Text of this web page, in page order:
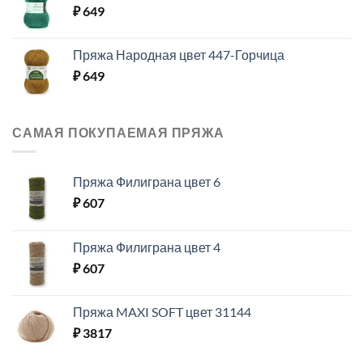
₽649
Пряжа Народная цвет 447-Горчица
₽649
САМАЯ ПОКУПАЕМАЯ ПРЯЖА
Пряжа Филиграна цвет 6
₽607
Пряжа Филиграна цвет 4
₽607
Пряжа MAXI SOFT цвет 31144
₽3817